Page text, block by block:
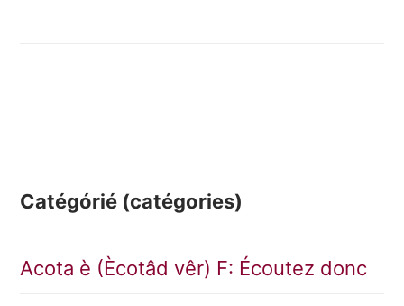
Catégórié (catégories)
Acota è (Ècotâd vêr) F: Écoutez donc